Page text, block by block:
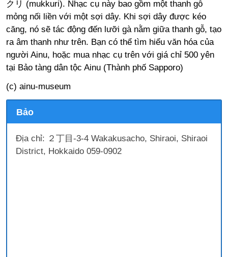
クリ (mukkuri). Nhạc cụ này bao gồm một thanh gỗ
mỏng nối liền với một sợi dây. Khi sợi dây được kéo
căng, nó sẽ tác động đến lưỡi gà nằm giữa thanh gỗ, tạo
ra âm thanh như trên. Bạn có thể tìm hiểu văn hóa của
người Ainu, hoặc mua nhạc cụ trên với giá chỉ 500 yên
tại Bảo tàng dân tộc Ainu (Thành phố Sapporo)
(c) ainu-museum
Bảo
Địa chỉ: ２丁目-3-4 Wakakusacho, Shiraoi, Shiraoi
District, Hokkaido 059-0902